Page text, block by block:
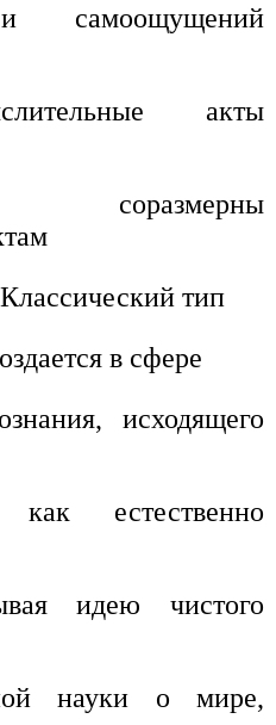
самоощущений
акты
тип
в сфере
исходящего
естественно
идею чистого
науки о мире,